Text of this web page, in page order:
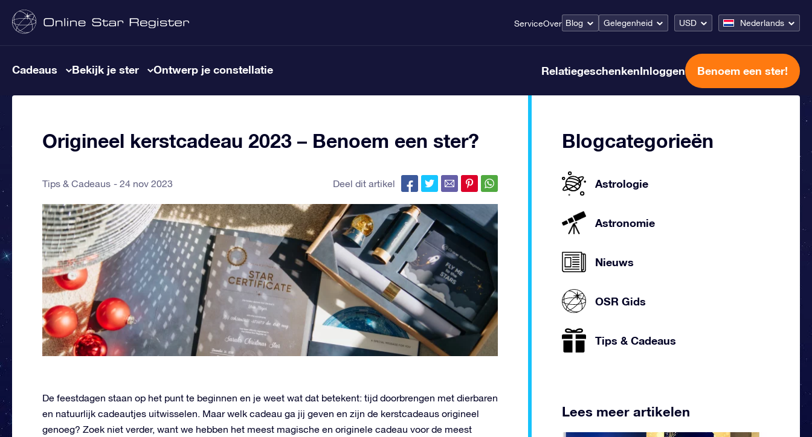
ServiceOver Blog Gelegenheid USD Nederlands
Cadeaus Bekijk je ster Ontwerp je constellatie RelatiegeschenkenInloggen Benoem een ster!
Origineel kerstcadeau 2023 – Benoem een ster?
Tips & Cadeaus 24 nov 2023 Deel dit artikel
De feestdagen staan op het punt te beginnen en je weet wat dat betekent: tijd doorbrengen met dierbaren
en natuurlijk cadeautjes uitwisselen. Maar welk cadeau ga jij geven en zijn de kerstcadeaus origineel
genoeg? Zoek niet verder, want we hebben het meest magische en originele cadeau voor de meest
Blogcategorieën
Astrologie
Astronomie
Nieuws
OSR Gids
Tips & Cadeaus
Lees meer artikelen